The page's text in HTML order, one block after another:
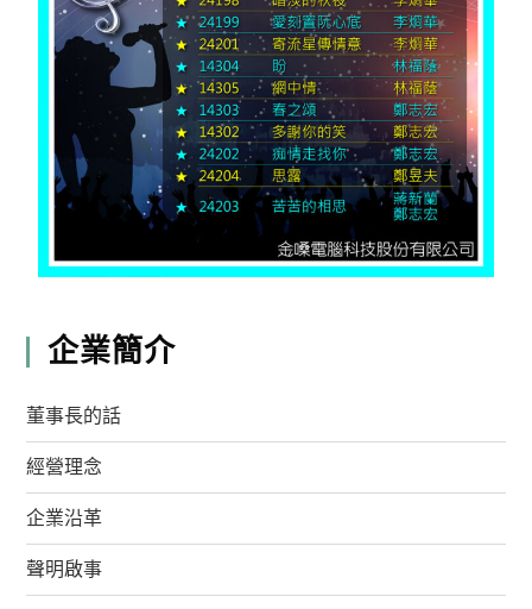
企業簡介
董事長的話
經營理念
企業沿革
聲明啟事